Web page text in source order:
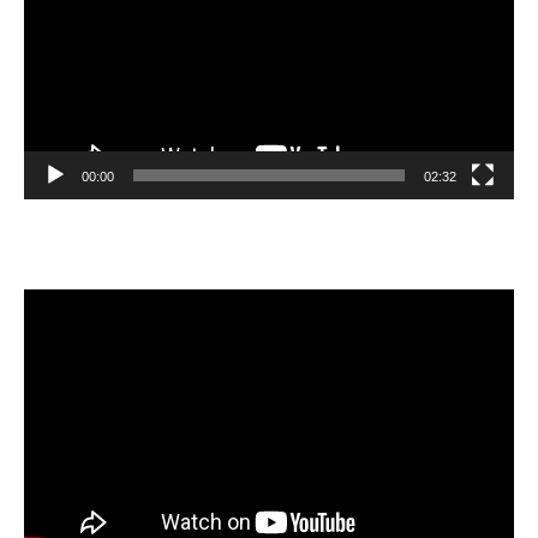
00:00 02:32